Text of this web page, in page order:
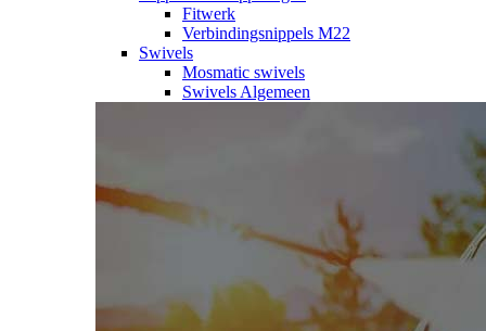
Fitwerk
Verbindingsnippels M22
Swivels
Mosmatic swivels
Swivels Algemeen